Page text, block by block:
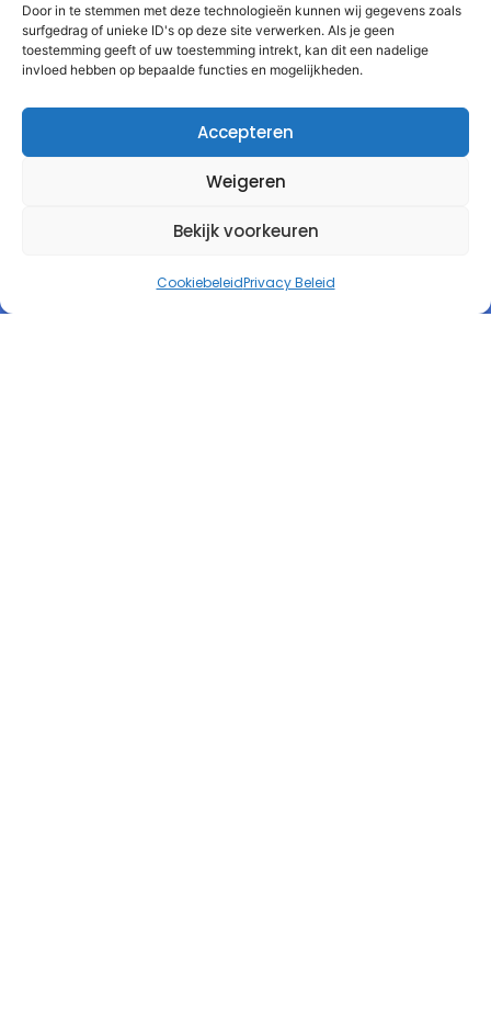
Door in te stemmen met deze technologieën kunnen wij gegevens zoals
surfgedrag of unieke ID's op deze site verwerken. Als je geen
toestemming geeft of uw toestemming intrekt, kan dit een nadelige
invloed hebben op bepaalde functies en mogelijkheden.
Accepteren
Weigeren
Bekijk voorkeuren
CookiebeleidPrivacy Beleid